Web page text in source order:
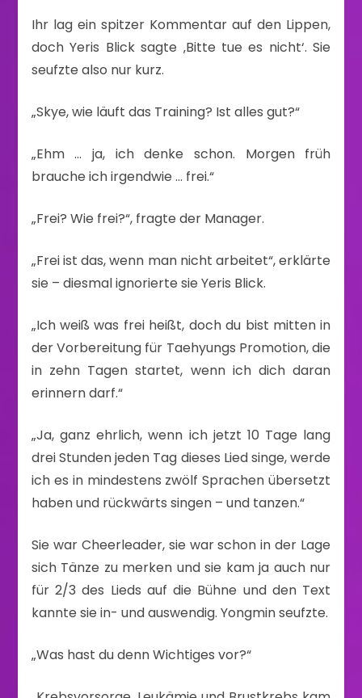
Ihr lag ein spitzer Kommentar auf den Lippen,
doch Yeris Blick sagte ‚Bitte tue es nicht‘. Sie
seufzte also nur kurz.
„Skye, wie läuft das Training? Ist alles gut?“
„Ehm … ja, ich denke schon. Morgen früh
brauche ich irgendwie … frei.“
„Frei? Wie frei?“, fragte der Manager.
„Frei ist das, wenn man nicht arbeitet“, erklärte
sie – diesmal ignorierte sie Yeris Blick.
„Ich weiß was frei heißt, doch du bist mitten in
der Vorbereitung für Taehyungs Promotion, die
in zehn Tagen startet, wenn ich dich daran
erinnern darf.“
„Ja, ganz ehrlich, wenn ich jetzt 10 Tage lang
drei Stunden jeden Tag dieses Lied singe, werde
ich es in mindestens zwölf Sprachen übersetzt
haben und rückwärts singen – und tanzen.“
Sie war Cheerleader, sie war schon in der Lage
sich Tänze zu merken und sie kam ja auch nur
für 2/3 des Lieds auf die Bühne und den Text
kannte sie in- und auswendig. Yongmin seufzte.
„Was hast du denn Wichtiges vor?“